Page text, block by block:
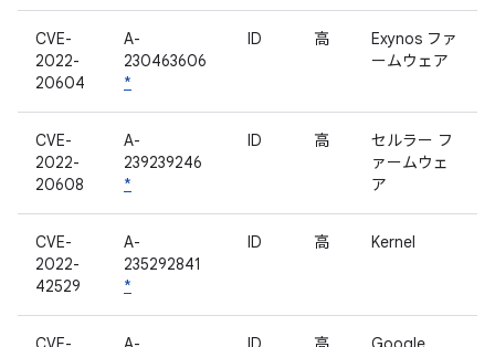
CVE-
2022-
20604
A-
230463606
*
ID 高
Exynos ファ
ームウェア
CVE-
2022-
20608
A-
239239246
*
ID 高
セルラー フ
ァームウェ
ア
CVE-
2022-
42529
A-
235292841
*
ID 高 Kernel